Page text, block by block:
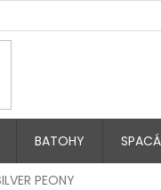
BATOHY
PEONY